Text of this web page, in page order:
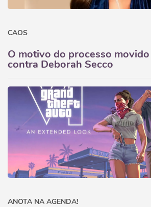
CAOS
O motivo do processo
contra Deborah Secco
ANOTA NA AGENDA!